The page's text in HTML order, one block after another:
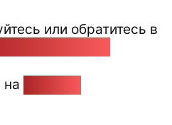
или обратитесь в